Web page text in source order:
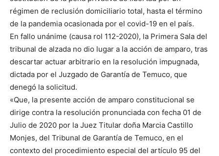
régimen de reclusión domiciliario total, hasta el término
de la pandemia ocasionada por el covid-19 en el país.
En fallo unánime (causa rol 112-2020), la Primera Sala del
tribunal de alzada no dio lugar a la acción de amparo, tras
descartar actuar arbitrario en la resolución impugnada,
dictada por el Juzgado de Garantía de Temuco, que
denegó la solicitud.
«Que, la presente acción de amparo constitucional se
dirige contra la resolución pronunciada con fecha 01 de
Julio de 2020 por la Juez Titular doña Marcia Castillo
Monjes, del Tribunal de Garantía de Temuco, en el
contexto del procedimiento especial del artículo 95 del